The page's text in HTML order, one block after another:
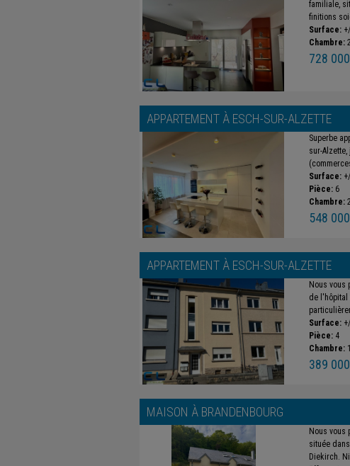
familiale,
finitions
Surface:
Chambre:
728
APPARTEMENT À ESCH-SUR-ALZETTE
Superbe
sur-
Surface:
Pièce: 6
Chambre:
548
APPARTEMENT À ESCH-SUR-ALZETTE
Nous vous
de l'hôpital
Surface:
Pièce: 4
Chambre: 1
389
MAISON À BRANDENBOURG
Nous vous
située
Diekirch.